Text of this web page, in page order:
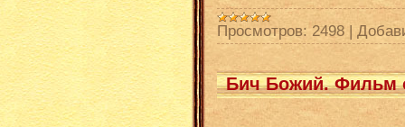
Просмотров: 2498 |
Бич Божий. Фильм